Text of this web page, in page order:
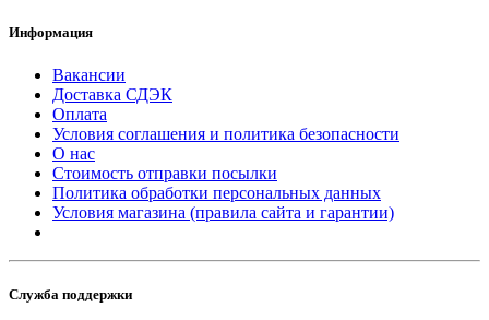
Информация
Вакансии
Доставка СДЭК
Оплата
Условия соглашения и политика безопасности
О нас
Стоимость отправки посылки
Политика обработки персональных данных
Условия магазина (правила сайта и гарантии)
Служба поддержки